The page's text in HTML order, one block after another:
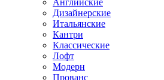
Английские
Дизайнерские
Итальянские
Кантри
Классические
Лофт
Модерн
Прованс